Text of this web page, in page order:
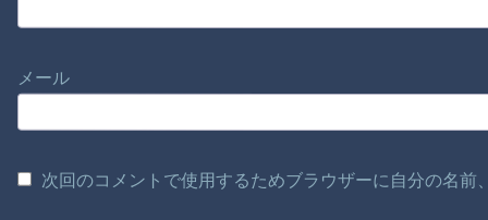
メール
次回のコメントで使用するためブラウザーに自分の名